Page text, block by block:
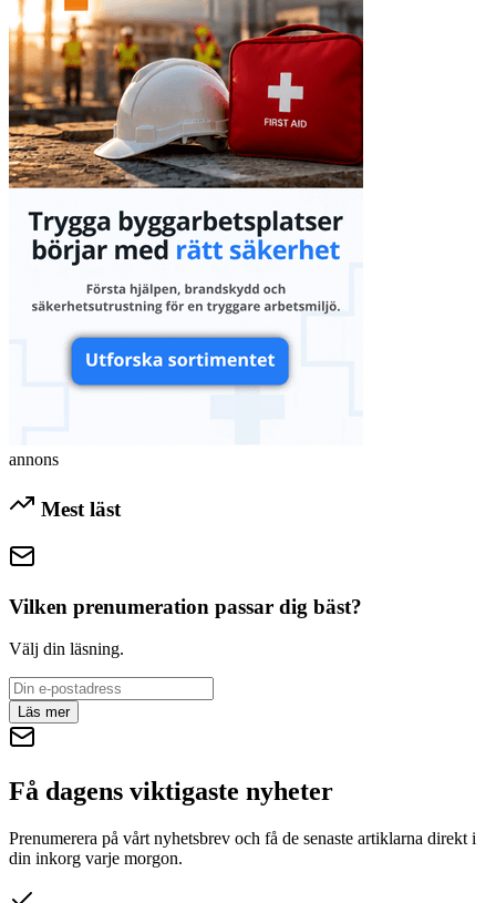
annons
Mest läst
Vilken prenumeration passar dig bäst?
Välj din läsning.
Läs mer
Få dagens viktigaste nyheter
Prenumerera på vårt nyhetsbrev och få de senaste artiklarna direkt i
din inkorg varje morgon.